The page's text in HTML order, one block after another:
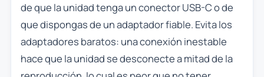
de que la unidad tenga un conector USB-C o de
que dispongas de un adaptador fiable. Evita los
adaptadores baratos: una conexión inestable
hace que la unidad se desconecte a mitad de la